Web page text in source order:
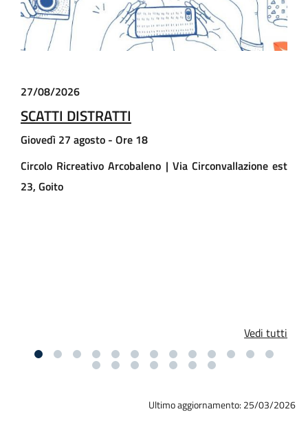
Evento aperto a tutti, gratuito su
prenotazione
27/08/2026
SCATTI DISTRATTI
Giovedì 27 agosto - Ore 18
Circolo Ricreativo Arcobaleno | Via Circonvallazione est
23, Goito
Vedi tutti
Ultimo aggiornamento: 25/03/2026